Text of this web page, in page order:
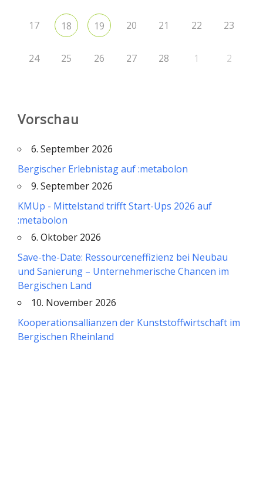
17 18 19 20 21 22 23
24 25 26 27 28 1 2
Vorschau
6. September 2026
Bergischer Erlebnistag auf :metabolon
9. September 2026
KMUp - Mittelstand trifft Start-Ups 2026 auf
:metabolon
6. Oktober 2026
Save-the-Date: Ressourceneffizienz bei Neubau
und Sanierung – Unternehmerische Chancen im
Bergischen Land
10. November 2026
Kooperationsallianzen der Kunststoffwirtschaft im
Bergischen Rheinland